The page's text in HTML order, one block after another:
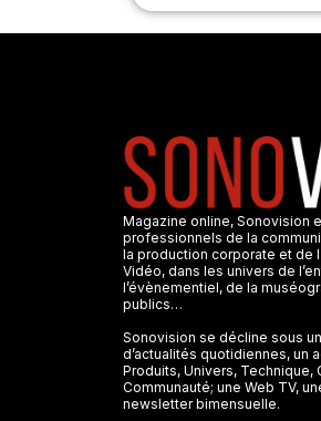
Magazine online, Sonovision
professionnels de la
la production corporate et de
Vidéo, dans les univers de
l’évènementiel, de la
publics…
Sonovision se décline sous
d’actualités quotidiennes, un
Produits, Univers, Technique,
Communauté; une Web TV,
newsletter bimensuelle.